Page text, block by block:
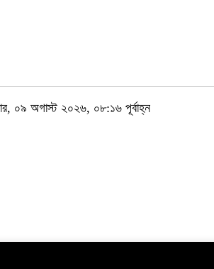
০৯ অগাস্ট ২০২৬, ০৮:১৬ পূর্বাহ্ন